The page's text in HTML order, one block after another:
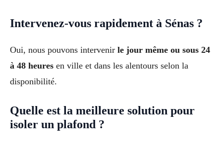
Intervenez-vous rapidement à Sénas ?
Oui, nous pouvons intervenir le jour même ou sous 24
à 48 heures en ville et dans les alentours selon la
disponibilité.
Quelle est la meilleure solution pour
isoler un plafond ?